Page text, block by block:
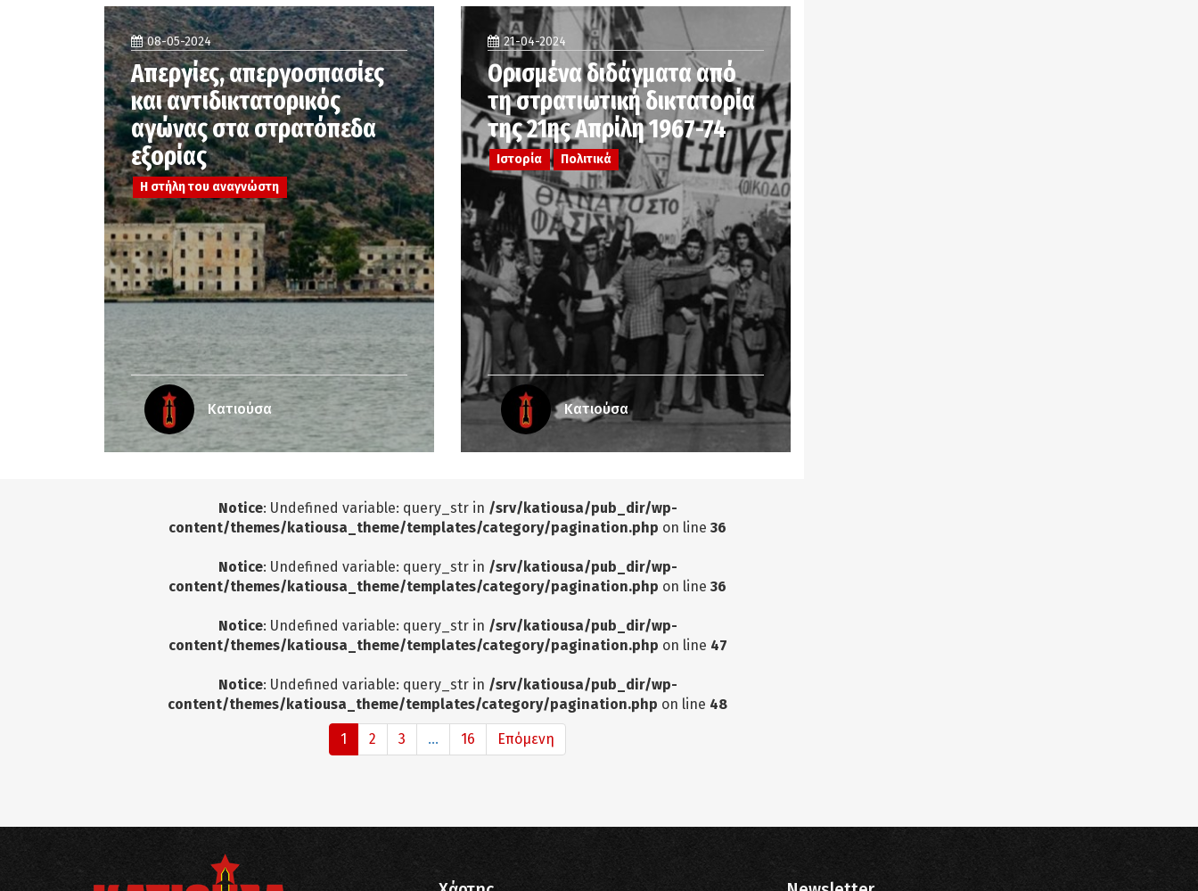
08-05-2024
Απεργίες, απεργοσπασίες
και αντιδικτατορικός
αγώνας στα στρατόπεδα
εξορίας
Η στήλη του αναγνώστη
Κατιούσα
21-04-2024
Ορισμένα διδάγματα από
τη στρατιωτική δικτατορία
της 21ης Απρίλη 1967-74
Ιστορία Πολιτικά
Κατιούσα
Notice: Undefined variable: query_str in /srv/katiousa/pub_dir/wp-
content/themes/katiousa_theme/templates/category/pagination.php on line 36
Notice: Undefined variable: query_str in /srv/katiousa/pub_dir/wp-
content/themes/katiousa_theme/templates/category/pagination.php on line 36
Notice: Undefined variable: query_str in /srv/katiousa/pub_dir/wp-
content/themes/katiousa_theme/templates/category/pagination.php on line 47
Notice: Undefined variable: query_str in /srv/katiousa/pub_dir/wp-
content/themes/katiousa_theme/templates/category/pagination.php on line 48
1 2 3 ... 16 Επόμενη